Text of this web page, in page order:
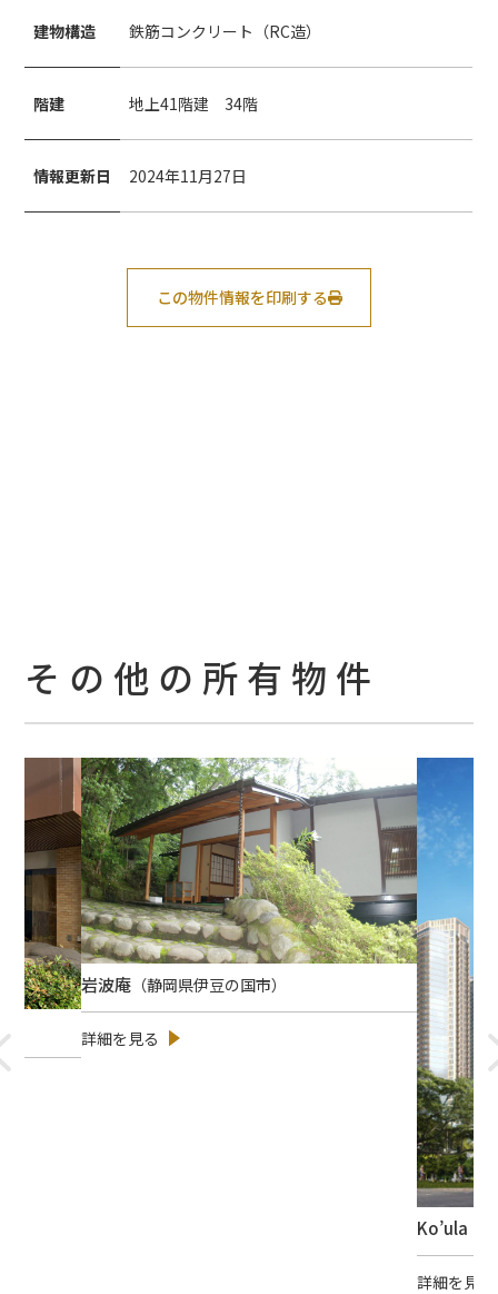
建物構造 鉄筋コンクリート（RC造）
階建 地上41階建 34階
情報更新日 2024年11月27日
この物件情報を印刷する
その他の所有物件
岩波庵 （静岡県伊豆の国市）
詳細を見る
Ko’ula
詳細を見る